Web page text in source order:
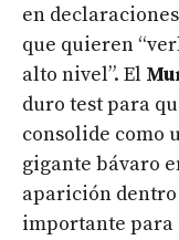
en
que quieren
alto nivel”. El
duro test para
consolide como
gigante bávaro
aparición
importante